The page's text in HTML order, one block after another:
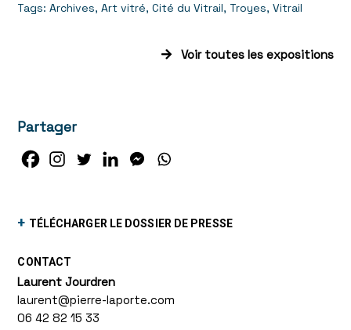
Tags:Archives, Art vitré, Cité du Vitrail, Troyes, Vitrail
Voir toutes les expositions
Partager
+ TÉLÉCHARGER LE DOSSIER DE PRESSE
CONTACT
Laurent Jourdren
laurent@pierre-laporte.com
06 42 82 15 33